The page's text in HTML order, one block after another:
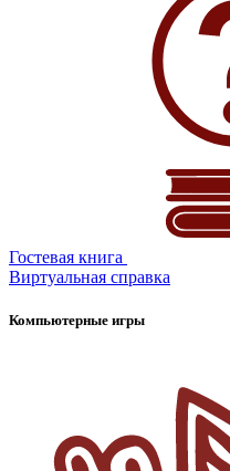
Гостевая книга
Виртуальная справка
Компьютерные игры